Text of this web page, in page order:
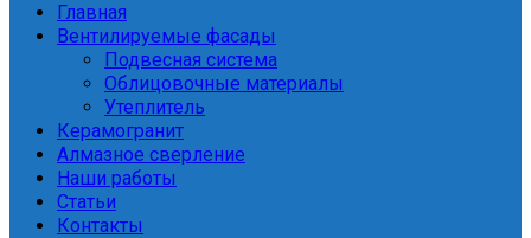
Главная
Вентилируемые фасады
Подвесная система
Облицовочные материалы
Утеплитель
Керамогранит
Алмазное сверление
Наши работы
Статьи
Контакты